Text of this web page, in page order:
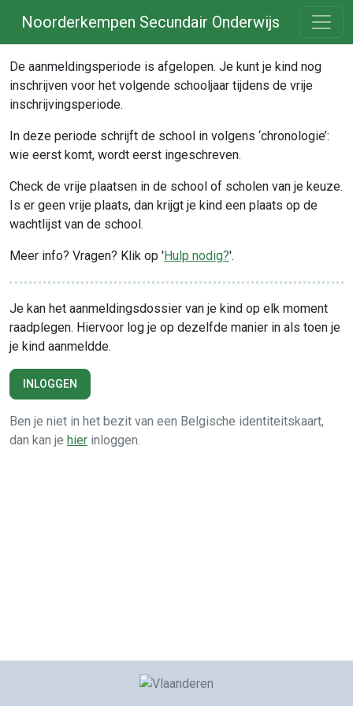
Noorderkempen Secundair Onderwijs
De aanmeldingsperiode is afgelopen. Je kunt je kind nog
inschrijven voor het volgende schooljaar tijdens de vrije
inschrijvingsperiode.
In deze periode schrijft de school in volgens ‘chronologie’:
wie eerst komt, wordt eerst ingeschreven.
Check de vrije plaatsen in de school of scholen van je keuze.
Is er geen vrije plaats, dan krijgt je kind een plaats op de
wachtlijst van de school.
Meer info? Vragen? Klik op 'Hulp nodig?'.
Je kan het aanmeldingsdossier van je kind op elk moment
raadplegen. Hiervoor log je op dezelfde manier in als toen je
je kind aanmeldde.
INLOGGEN
Ben je niet in het bezit van een Belgische identiteitskaart,
dan kan je hier inloggen.